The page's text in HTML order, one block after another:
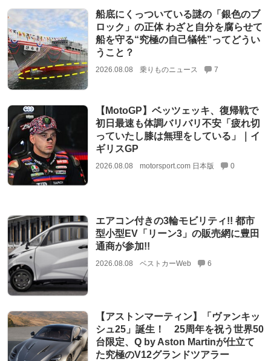
船底にくっついている謎の「銀色のブ
ロック」の正体 わざと自分を腐らせて
船を守る“究極の自己犠牲”ってどうい
うこと？
2026.08.08 乗りものニュース 7
【MotoGP】ベッツェッキ、復帰戦で
初日最速も体調バリバリ不安「疲れ切
っていたし膝は無理をしている」｜イ
ギリスGP
2026.08.08 motorsport.com 日本版 0
エアコン付きの3輪モビリティ!! 都市
型小型EV「リーン3」の販売網に豊田
通商が参加!!
2026.08.08 ベストカーWeb 6
【アストンマーティン】「ヴァンキッ
シュ25」誕生！ 25周年を祝う世界50
台限定、Q by Aston Martinが仕立て
た究極のV12グランドツアラー